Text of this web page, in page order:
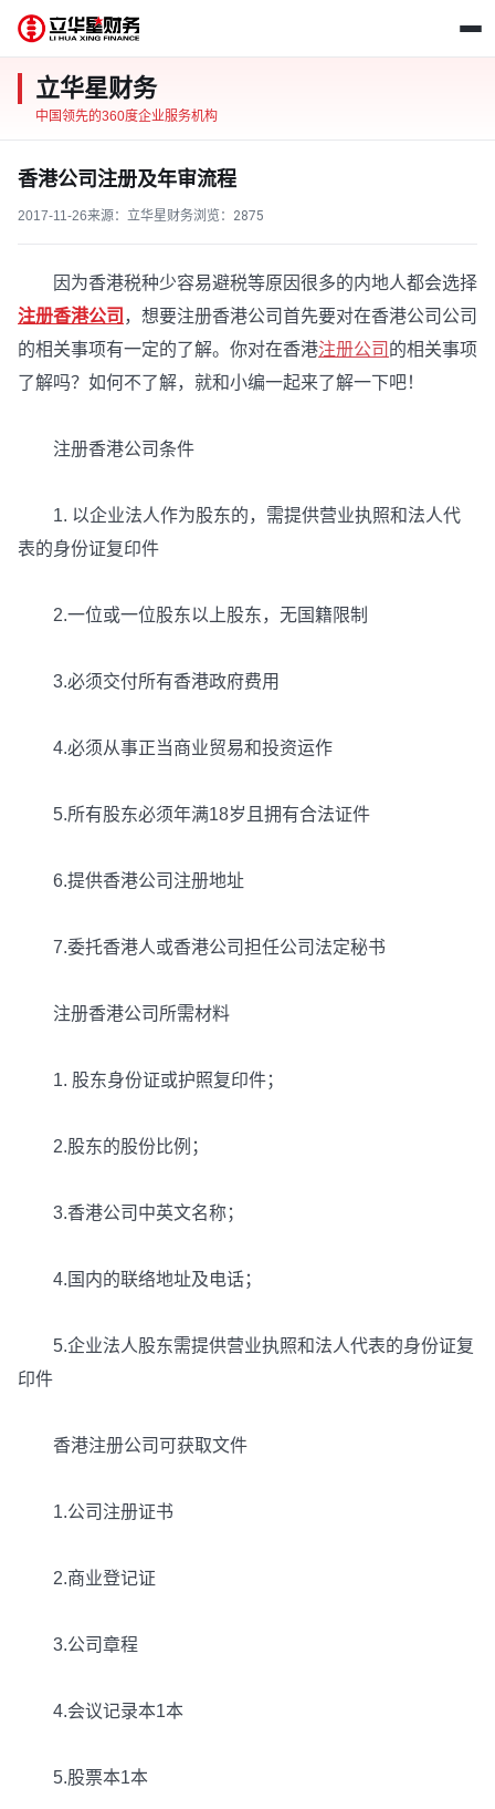
立华星财务
中国领先的360度企业服务机构
香港公司注册及年审流程
2017-11-26来源：立华星财务浏览： 2875
因为香港税种少容易避税等原因很多的内地人都会选择
注册香港公司 ，想要注册香港公司首先要对在香港公司公司
的相关事项有一定的了解。你对在香港注册公司 的相关事项
了解吗？如何不了解，就和小编一起来了解一下吧！
注册香港公司条件
1. 以企业法人作为股东的，需提供营业执照和法人代
表的身份证复印件
2.一位或一位股东以上股东，无国籍限制
3.必须交付所有香港政府费用
4.必须从事正当商业贸易和投资运作
5.所有股东必须年满18岁且拥有合法证件
6.提供香港公司注册地址
7.委托香港人或香港公司担任公司法定秘书
注册香港公司所需材料
1. 股东身份证或护照复印件；
2.股东的股份比例；
3.香港公司中英文名称；
4.国内的联络地址及电话；
5.企业法人股东需提供营业执照和法人代表的身份证复
印件
香港注册公司可获取文件
1.公司注册证书
2.商业登记证
3.公司章程
4.会议记录本1本
5.股票本1本